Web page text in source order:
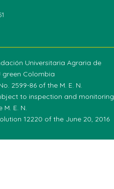
Universitaria Agraria de
Colombia
2599-86 of the M. E. N.
to inspection and monitoring
M. E. N.
12220 of the June 20, 2016